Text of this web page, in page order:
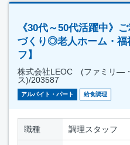
《30代～50代活躍中》
づくり◎老人ホーム・福
フ】
株式会社LEOC (ファミリ―
ス)/203587
アルバイト・パート 給食調理
職種 調理スタッフ